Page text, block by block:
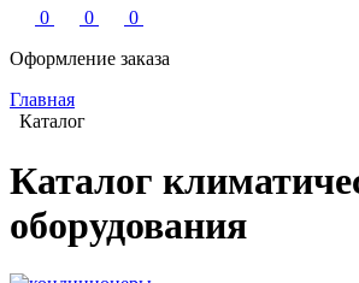
0
0
0
Оформление заказа
Главная
Каталог
Каталог
оборудования